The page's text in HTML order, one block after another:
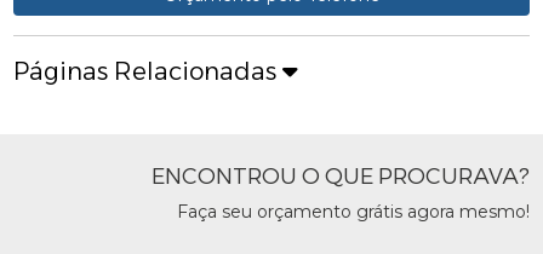
Páginas Relacionadas
ENCONTROU O QUE PROCURAVA?
Faça seu orçamento grátis agora mesmo!